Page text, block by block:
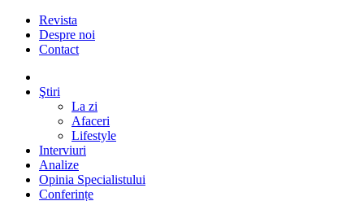
Revista
Despre noi
Contact
Ştiri
La zi
Afaceri
Lifestyle
Interviuri
Analize
Opinia Specialistului
Conferințe